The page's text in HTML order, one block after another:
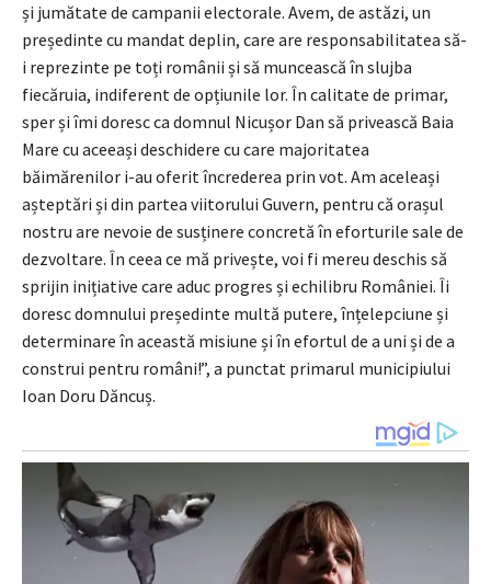
și jumătate de campanii electorale. Avem, de astăzi, un
președinte cu mandat deplin, care are responsabilitatea să-
i reprezinte pe toți românii și să muncească în slujba
fiecăruia, indiferent de opțiunile lor. În calitate de primar,
sper și îmi doresc ca domnul Nicușor Dan să privească Baia
Mare cu aceeași deschidere cu care majoritatea
băimărenilor i-au oferit încrederea prin vot. Am aceleași
așteptări și din partea viitorului Guvern, pentru că orașul
nostru are nevoie de susținere concretă în eforturile sale de
dezvoltare. În ceea ce mă privește, voi fi mereu deschis să
sprijin inițiative care aduc progres și echilibru României. Îi
doresc domnului președinte multă putere, înțelepciune și
determinare în această misiune și în efortul de a uni și de a
construi pentru români!”, a punctat primarul municipiului
Ioan Doru Dăncuș.